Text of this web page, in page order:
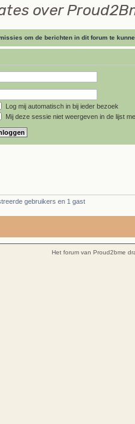
over
om de berichten in dit forum te
Log mij automatisch in bij ieder bezoek
Mij deze sessie niet weergeven in de lijst
gebruikers en 1 gast
Het forum van Proud2bme